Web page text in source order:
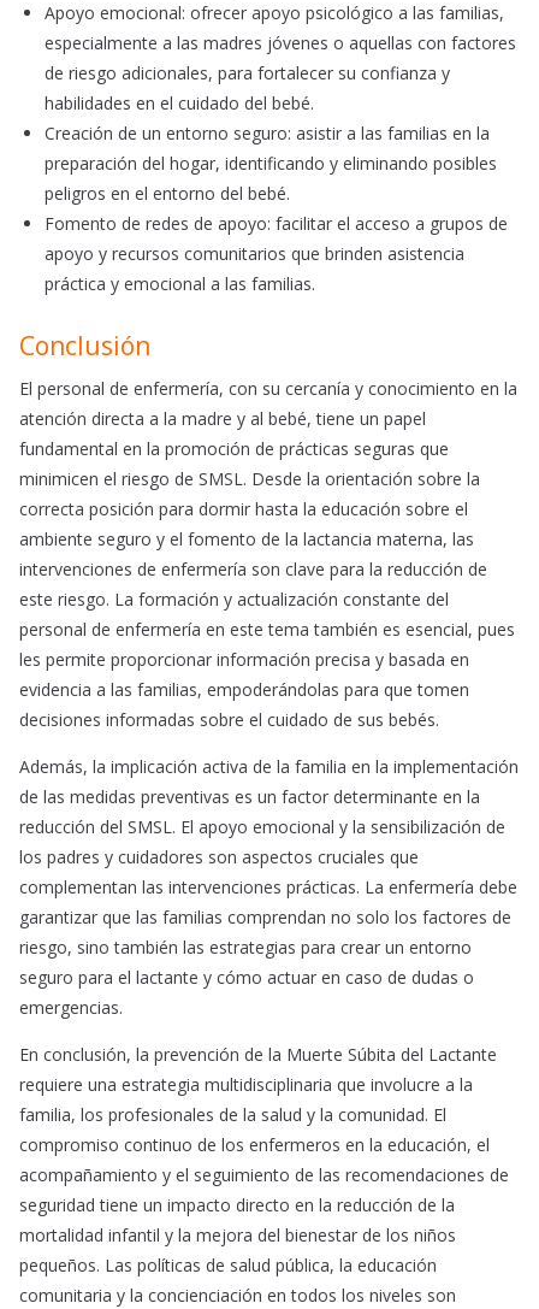
Apoyo emocional: ofrecer apoyo psicológico a las familias,
especialmente a las madres jóvenes o aquellas con factores
de riesgo adicionales, para fortalecer su confianza y
habilidades en el cuidado del bebé.​
Creación de un entorno seguro: asistir a las familias en la
preparación del hogar, identificando y eliminando posibles
peligros en el entorno del bebé.​
Fomento de redes de apoyo: facilitar el acceso a grupos de
apoyo y recursos comunitarios que brinden asistencia
práctica y emocional a las familias.​
Conclusión
El personal de enfermería, con su cercanía y conocimiento en la
atención directa a la madre y al bebé, tiene un papel
fundamental en la promoción de prácticas seguras que
minimicen el riesgo de SMSL. Desde la orientación sobre la
correcta posición para dormir hasta la educación sobre el
ambiente seguro y el fomento de la lactancia materna, las
intervenciones de enfermería son clave para la reducción de
este riesgo. La formación y actualización constante del
personal de enfermería en este tema también es esencial, pues
les permite proporcionar información precisa y basada en
evidencia a las familias, empoderándolas para que tomen
decisiones informadas sobre el cuidado de sus bebés.
Además, la implicación activa de la familia en la implementación
de las medidas preventivas es un factor determinante en la
reducción del SMSL. El apoyo emocional y la sensibilización de
los padres y cuidadores son aspectos cruciales que
complementan las intervenciones prácticas. La enfermería debe
garantizar que las familias comprendan no solo los factores de
riesgo, sino también las estrategias para crear un entorno
seguro para el lactante y cómo actuar en caso de dudas o
emergencias.
En conclusión, la prevención de la Muerte Súbita del Lactante
requiere una estrategia multidisciplinaria que involucre a la
familia, los profesionales de la salud y la comunidad. El
compromiso continuo de los enfermeros en la educación, el
acompañamiento y el seguimiento de las recomendaciones de
seguridad tiene un impacto directo en la reducción de la
mortalidad infantil y la mejora del bienestar de los niños
pequeños. Las políticas de salud pública, la educación
comunitaria y la concienciación en todos los niveles son